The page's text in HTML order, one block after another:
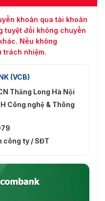
khoản qua tài khoản
tuyệt đối không chuyển
Nếu không
trách nhiệm.
(VCB)
Thăng Long Hà Nội
Công nghệ & Thông
công ty / SĐT